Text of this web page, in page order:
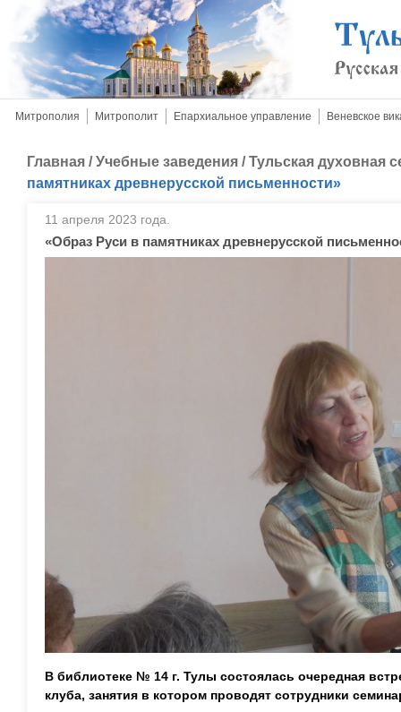
Митрополия Митрополит Епархиальное управление Веневское
Главная /Учебные заведения /Тульская духовная
памятниках древнерусской письменности»
11 апреля 2023 года.
«Образ Руси в памятниках древнерусской
В библиотеке № 14 г. Тулы состоялась очередная
клуба, занятия в котором проводят сотрудники